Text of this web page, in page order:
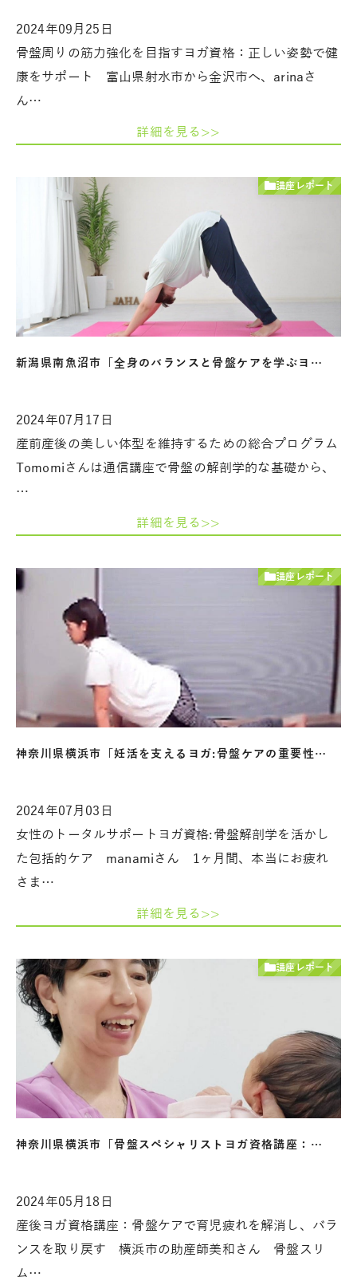
2024年09月25日
骨盤周りの筋力強化を目指すヨガ資格：正しい姿勢で健
康をサポート 富山県射水市から金沢市へ、arinaさ
ん…
詳細を見る>>
講座レポート
新潟県南魚沼市「全身のバランスと骨盤ケアを学ぶヨ…
2024年07月17日
産前産後の美しい体型を維持するための総合プログラム
Tomomiさんは通信講座で骨盤の解剖学的な基礎から、
…
詳細を見る>>
講座レポート
神奈川県横浜市「妊活を支えるヨガ:骨盤ケアの重要性…
2024年07月03日
女性のトータルサポートヨガ資格:骨盤解剖学を活かし
た包括的ケア manamiさん 1ヶ月間、本当にお疲れ
さま…
詳細を見る>>
講座レポート
神奈川県横浜市「骨盤スペシャリストヨガ資格講座：…
2024年05月18日
産後ヨガ資格講座：骨盤ケアで育児疲れを解消し、バラ
ンスを取り戻す 横浜市の助産師美和さん 骨盤スリ
ム…